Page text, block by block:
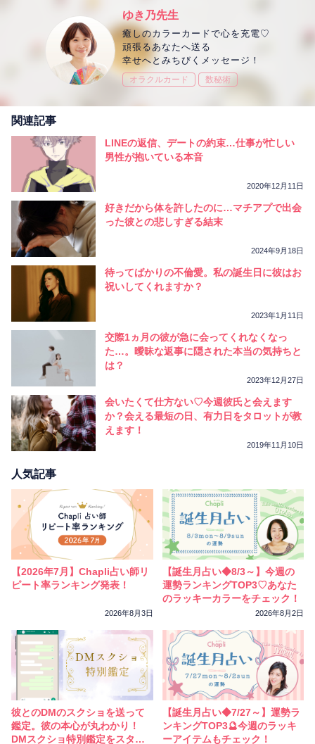
ゆき乃先生
癒しのカラーカードで心を充電♡
頑張るあなたへ送る
幸せへとみちびくメッセージ！
オラクルカード 数秘術
関連記事
LINEの返信、デートの約束…仕事が忙しい
男性が抱いている本音
2020年12月11日
好きだから体を許したのに…マチアプで出会
った彼との悲しすぎる結末
2024年9月18日
待ってばかりの不倫愛。私の誕生日に彼はお
祝いしてくれますか？
2023年1月11日
交際1ヵ月の彼が急に会ってくれなくなっ
た…。曖昧な返事に隠された本当の気持ちと
は？
2023年12月27日
会いたくて仕方ない♡今週彼氏と会えます
か？会える最短の日、有力日をタロットが教
えます！
2019年11月10日
人気記事
【2026年7月】Chapli占い師リ
ピート率ランキング発表！
2026年8月3日
【誕生月占い◆8/3～】今週の
運勢ランキングTOP3♡あなた
のラッキーカラーをチェック！
2026年8月2日
彼とのDMのスクショを送って
鑑定。彼の本心が丸わかり！
DMスクショ特別鑑定をスター
【誕生月占い◆7/27～】運勢ラ
ンキングTOP3🔮今週のラッキ
ーアイテムもチェック！